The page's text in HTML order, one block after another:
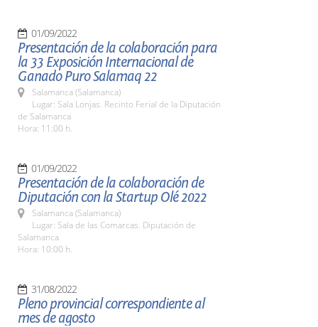
01/09/2022
Presentación de la colaboración para
la 33 Exposición Internacional de
Ganado Puro Salamaq 22
Salamanca (Salamanca)
Lugar: Sala Lonjas. Recinto Ferial de la Diputación
de Salamanca
Hora: 11:00 h.
01/09/2022
Presentación de la colaboración de
Diputación con la Startup Olé 2022
Salamanca (Salamanca)
Lugar: Sala de las Comarcas. Diputación de
Salamanca
Hora: 10:00 h.
31/08/2022
Pleno provincial correspondiente al
mes de agosto